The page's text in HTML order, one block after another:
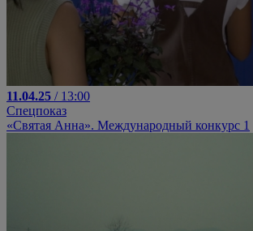
11.04.25 / 13:00
Спецпоказ
«Святая Анна». Международный конкурс 1